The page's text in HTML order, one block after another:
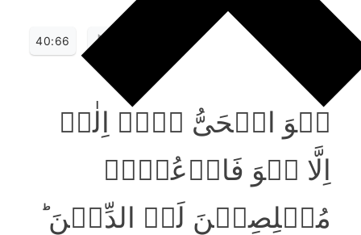
40:66
ہُوَ الۡحَیُّ لَاۤ اِلٰہَ
اِلَّا ہُوَ فَادۡعُوۡہُ
مُخۡلِصِیۡنَ لَہُ الدِّیۡنَ ؕ